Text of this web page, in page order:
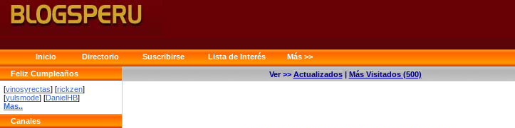
Inicio Directorio Suscribirse Lista de Interés
Más >>
Feliz Cumpleaños
[vinosyrectas] [rickzen]
[yulsmode] [DanielHB]
Mas..
Canales
Ver >> Actualizados| Más Visitados (500)